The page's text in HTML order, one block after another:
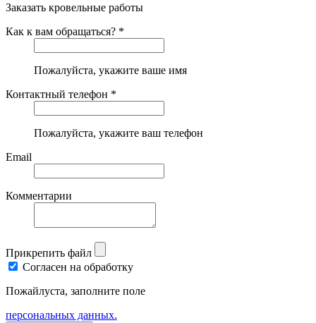
Заказать кровельные работы
Как к вам обращаться? *
Пожалуйста, укажите ваше имя
Контактный телефон *
Пожалуйста, укажите ваш телефон
Email
Комментарии
Прикрепить файл
Согласен на обработку
Пожайлуста, заполните поле
персональных данных.